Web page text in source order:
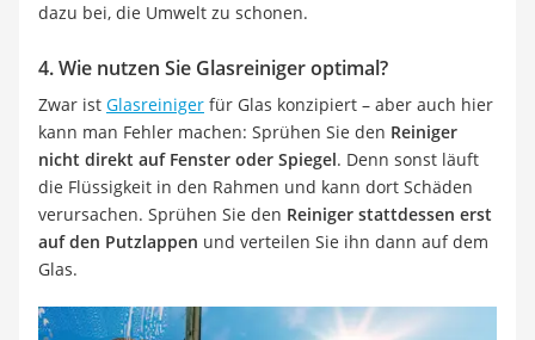
dazu bei, die Umwelt zu schonen.
4. Wie nutzen Sie Glasreiniger optimal?
Zwar ist Glasreiniger für Glas konzipiert – aber auch hier
kann man Fehler machen: Sprühen Sie den Reiniger
nicht direkt auf Fenster oder Spiegel. Denn sonst läuft
die Flüssigkeit in den Rahmen und kann dort Schäden
verursachen. Sprühen Sie den Reiniger stattdessen erst
auf den Putzlappen und verteilen Sie ihn dann auf dem
Glas.